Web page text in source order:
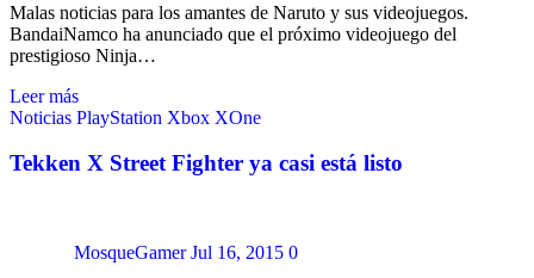
Malas noticias para los amantes de Naruto y sus videojuegos.
BandaiNamco ha anunciado que el próximo videojuego del
prestigioso Ninja…
Leer más
Noticias PlayStation Xbox XOne
Tekken X Street Fighter ya casi está listo
MosqueGamer Jul 16, 2015 0